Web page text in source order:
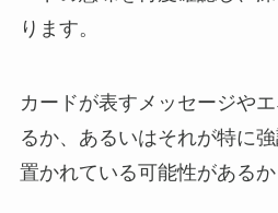
ります。
カードが表すメッセージや
るか、あるいはそれが特に
置かれている可能性があるか